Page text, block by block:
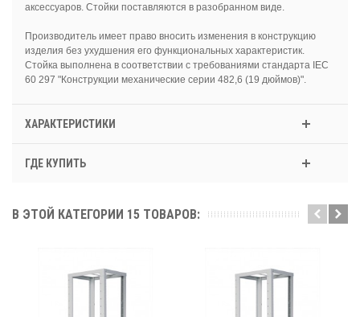
аксессуаров. Стойки поставляются в разобранном виде.
Производитель имеет право вносить изменения в конструкцию
изделия без ухудшения его функциональных характеристик.
Стойка выполнена в соответствии с требованиями стандарта IEC
60 297 "Конструкции механические серии 482,6 (19 дюймов)".
ХАРАКТЕРИСТИКИ
ГДЕ КУПИТЬ
В ЭТОЙ КАТЕГОРИИ 15 ТОВАРОВ: